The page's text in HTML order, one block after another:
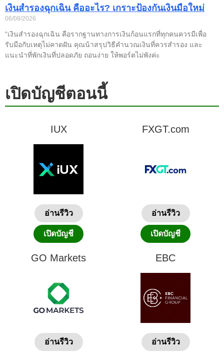
เงินสำรองฉุกเฉิน คืออะไร? เกราะป้องกันเงินมือใหม่
06/08/2026
“เงินสำรองฉุกเฉิน คือรากฐานทางการเงินก้อนแรกที่ทุกคนควรมีเพื่อ
รับมือกับเหตุไม่คาดฝัน คุณน้าสรุปวิธีคำนวณเงินที่ควรสำรอง และ
แนะนำที่พักเงินที่ปลอดภัย ถอนง่าย ให้พอร์ตไม่พังค่ะ
เปิดบัญชีตอนนี้
IUX
อ่านรีวิว
เปิดบัญชี
FXGT.com
อ่านรีวิว
เปิดบัญชี
GO Markets
อ่านรีวิว
EBC
อ่านรีวิว